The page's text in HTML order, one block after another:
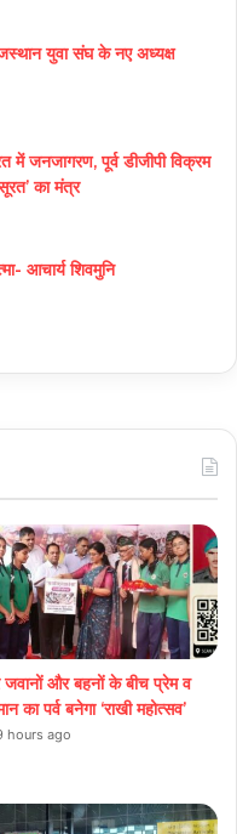
युवा संघ के नए अध्यक्ष
जनजागरण, पूर्व डीजीपी विक्रम
का मंत्र
आचार्य शिवमुनि
जवानों और बहनों के बीच प्रेम व
का पर्व बनेगा ‘राखी महोत्सव’
hours ago